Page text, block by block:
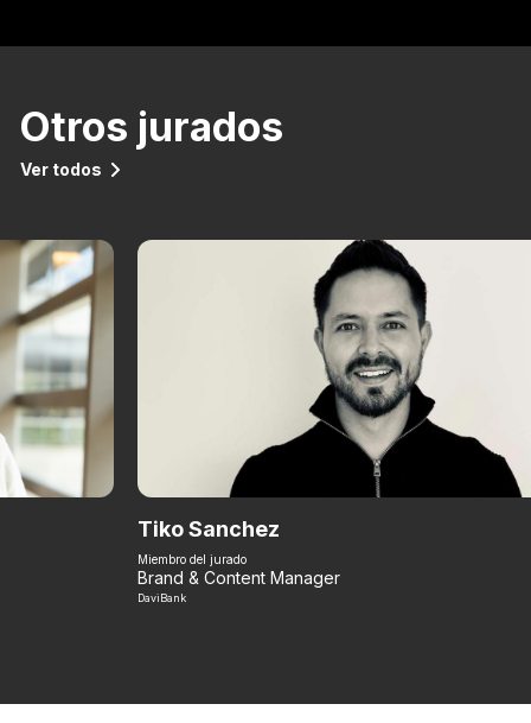
Otros jurados
Ver todos
Tiko Sanchez
Miembro del jurado
Brand & Content Manager
DaviBank